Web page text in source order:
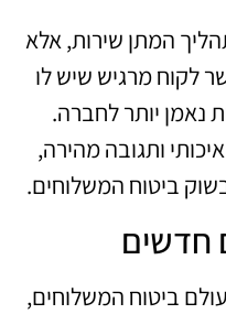
המתן שירות, אלא
לקוח מרגיש שיש לו
נאמן יותר לחברה.
ותגובה מהירה,
ביטוח המשלוחים.
חדשים
ביטוח המשלוחים,